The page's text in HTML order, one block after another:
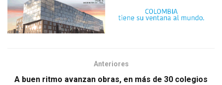
Anteriores
A buen ritmo avanzan obras, en más de 30 colegios